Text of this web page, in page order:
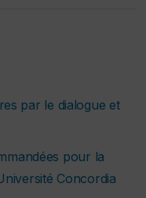
par le dialogue et
pour la
Concordia